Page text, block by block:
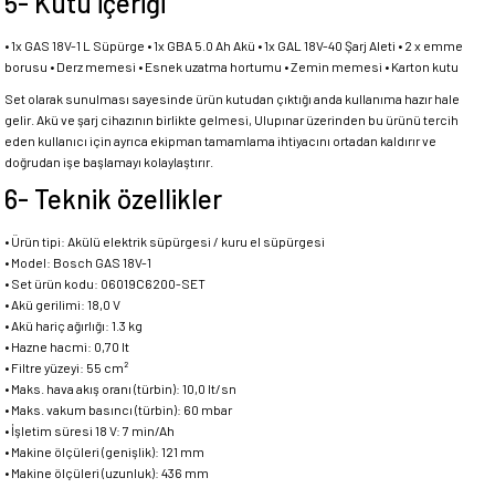
• 1x GAS 18V-1 L Süpürge • 1x GBA 5.0 Ah Akü • 1x GAL 18V-40 Şarj Aleti • 2 x emme
borusu • Derz memesi • Esnek uzatma hortumu • Zemin memesi • Karton kutu
Set olarak sunulması sayesinde ürün kutudan çıktığı anda kullanıma hazır hale
gelir. Akü ve şarj cihazının birlikte gelmesi, Ulupınar üzerinden bu ürünü tercih
eden kullanıcı için ayrıca ekipman tamamlama ihtiyacını ortadan kaldırır ve
doğrudan işe başlamayı kolaylaştırır.
6- Teknik özellikler
• Ürün tipi: Akülü elektrik süpürgesi / kuru el süpürgesi
• Model: Bosch GAS 18V-1
• Set ürün kodu: 06019C6200-SET
• Akü gerilimi: 18,0 V
• Akü hariç ağırlığı: 1.3 kg
• Hazne hacmi: 0,70 lt
• Filtre yüzeyi: 55 cm²
• Maks. hava akış oranı (türbin): 10,0 lt/sn
• Maks. vakum basıncı (türbin): 60 mbar
• İşletim süresi 18 V: 7 min/Ah
• Makine ölçüleri (genişlik): 121 mm
• Makine ölçüleri (uzunluk): 436 mm